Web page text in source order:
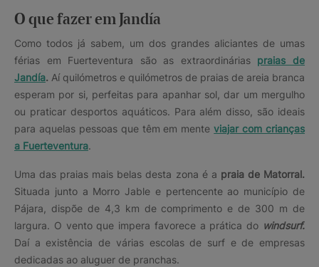
O que fazer em Jandía
Como todos já sabem, um dos grandes aliciantes de umas
férias em Fuerteventura são as extraordinárias praias de
Jandía. Aí quilómetros e quilómetros de praias de areia branca
esperam por si, perfeitas para apanhar sol, dar um mergulho
ou praticar desportos aquáticos. Para além disso, são ideais
para aquelas pessoas que têm em menteviajar com crianças
a Fuerteventura.
Uma das praias mais belas desta zona é a praia de Matorral.
Situada junto a Morro Jable e pertencente ao município de
Pájara, dispõe de 4,3 km de comprimento e de 300 m de
largura. O vento que impera favorece a prática do windsurf.
Daí a existência de várias escolas de surf e de empresas
dedicadas ao aluguer de pranchas.